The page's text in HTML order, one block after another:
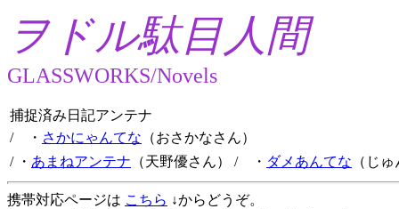
ヲドル駄目人間
GLASSWORKS/Novels
捕捉済み日記アンテナ
/ ・ さかにゃんてな （おさかなさん）
/ ・ あまねアンテナ （天野優さん） / ・ ダメあんてな （じ
携帯対応ページは こちら ↓からどうぞ。